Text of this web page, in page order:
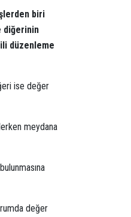
biri
diğerinin
düzenleme
ise değer
meydana
değer